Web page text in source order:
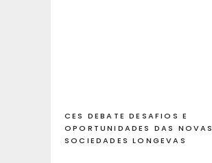
CES DEBATE DESAFIOS E
OPORTUNIDADES DAS NOVAS
SOCIEDADES LONGEVAS